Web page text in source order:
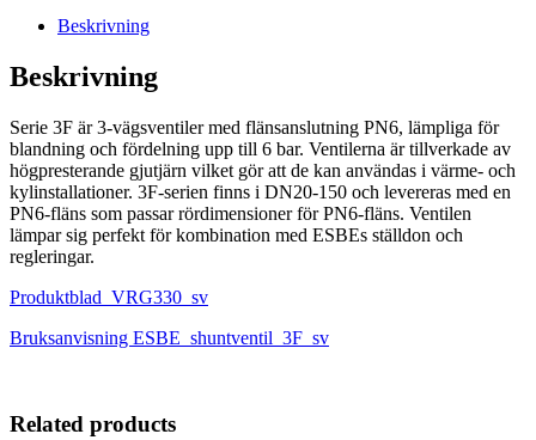
Beskrivning
Beskrivning
Serie 3F är 3-vägsventiler med flänsanslutning PN6, lämpliga för
blandning och fördelning upp till 6 bar. Ventilerna är tillverkade av
högpresterande gjutjärn vilket gör att de kan användas i värme- och
kylinstallationer. 3F-serien finns i DN20-150 och levereras med en
PN6-fläns som passar rördimensioner för PN6-fläns. Ventilen
lämpar sig perfekt för kombination med ESBEs ställdon och
regleringar.
Produktblad_VRG330_sv
Bruksanvisning ESBE_shuntventil_3F_sv
Related products